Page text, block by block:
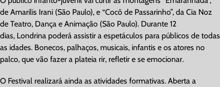
de Amarilis Irani (São Paulo), e “Cocô de Passarinho”, da Cia Noz
de Teatro, Dança e Animação (São Paulo). Durante 12
dias, Londrina poderá assistir a espetáculos para públicos de todas
as idades. Bonecos, palhaços, musicais, infantis e os atores no
palco, que vão fazer a plateia rir, refletir e se emocionar.
O Festival realizará ainda as atividades formativas. Aberta a